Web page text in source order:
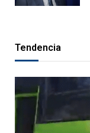
Tendencia